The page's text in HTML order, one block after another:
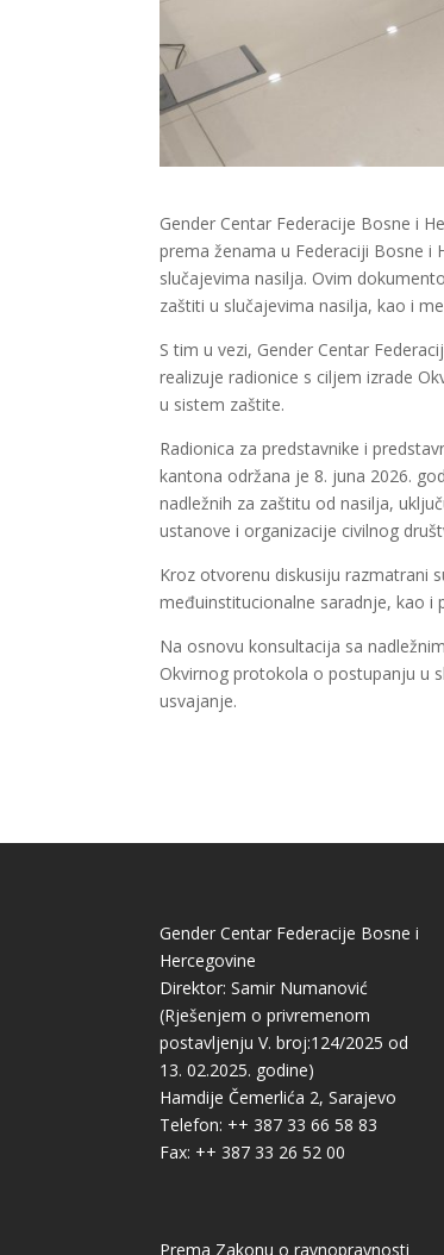
Gender Centar Federacije Bosne i
prema ženama u Federaciji Bosne
slučajevima nasilja. Ovim
zaštiti u slučajevima nasilja, kao i
S tim u vezi, Gender Centar
realizuje radionice s ciljem izrade
u sistem zaštite.
Radionica za predstavnike i
kantona održana je 8. juna 2026.
nadležnih za zaštitu od nasilja,
ustanove i organizacije civilnog
Kroz otvorenu diskusiju razmatrani
međuinstitucionalne saradnje, kao i
Na osnovu konsultacija sa
Okvirnog protokola o postupanju u
usvajanje.
Gender Centar Federacije Bosne i
Hercegovine
Direktor: Samir Numanović
(Rješenjem o privremenom
postavljenju V. broj:124/2025 od
13. 02.2025. godine)
Hamdije Čemerlića 2, Sarajevo
Telefon: ++ 387 33 66 58 83
Fax: ++ 387 33 26 52 00
Prema Zakonu o ravnopravnosti